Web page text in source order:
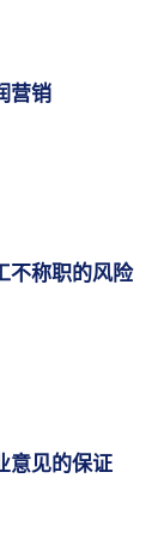
营销
不称职的风险
意见的保证